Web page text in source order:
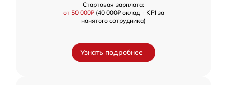
Стартовая зарплата:
от 50 000₽(40 000₽ оклад + KPI за
нанятого сотрудника)
Узнать подробнее